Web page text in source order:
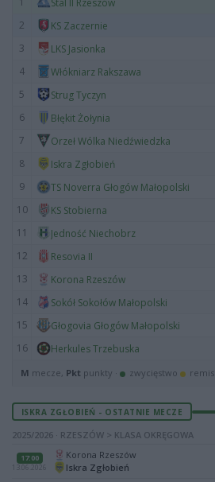
2
KS Zaczernie
3
LKS Jasionka
4
Włókniarz Rakszawa
5
Strug Tyczyn
6
Błękit Żołynia
7
Orzeł Wólka Niedźwiedzka
8
Iskra Zgłobień
9
TS Noverra Głogów Małopolski
10
KS Stobierna
11
Jedność Niechobrz
12
Resovia II
13
Korona Rzeszów
14
Sokół Sokołów Małopolski
15
Głogovia Głogów Małopolski
16
Herkules Trzebuska
M mecze, Pkt punkty · zwycięstwo remis
ISKRA ZGŁOBIEŃ - OSTATNIE MECZE
2025/2026 · RZESZÓW > KLASA OKRĘGOWA
17:00
13.06.2026
Korona Rzeszów
Iskra Zgłobień